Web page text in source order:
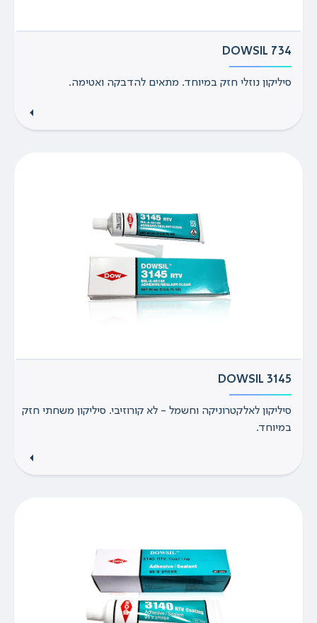
DOWSIL 734
סיליקון נוזלי חזק במיוחד. מתאים להדבקה ואטימה.
DOWSIL 3145
סיליקון לאלקטרוניקה וחשמל - לא קורוזיבי. סיליקון משחתי חזק
במיוחד.